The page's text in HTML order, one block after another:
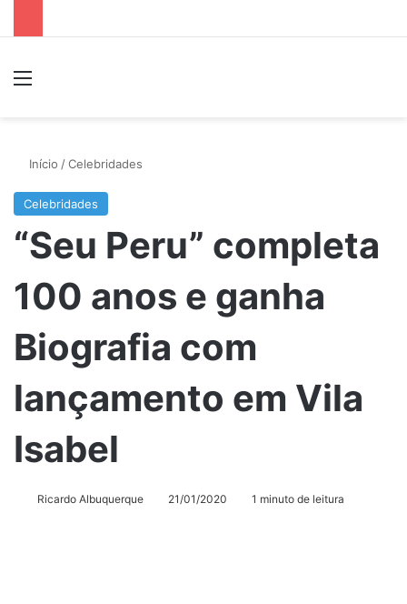
Menu
Início /Celebridades
Celebridades
“Seu Peru” completa
100 anos e ganha
Biografia com
lançamento em Vila
Isabel
Ricardo Albuquerque 21/01/2020 1 minuto de leitura